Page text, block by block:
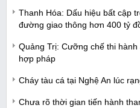
Thanh Hóa: Dấu hiệu bất cập
đường giao thông hơn 400 tỷ
Quảng Trị: Cưỡng chế thi
hợp pháp
Cháy tàu cá tại Nghệ An lúc
Chưa rõ thời gian tiến hành